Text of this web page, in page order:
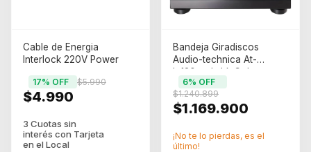
Cable de Energia
Interlock 220V Power
$4.990
$5.990
17% OFF
Bandeja Giradiscos
Audio-technica At-
lp120xusb-bk Color
Negro
$1.169.900
$1.240.899
6% OFF
¡No te lo pierdas, es el
último!